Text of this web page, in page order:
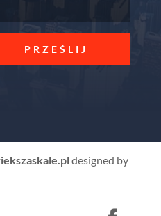
PRZEŚLIJ
designed by